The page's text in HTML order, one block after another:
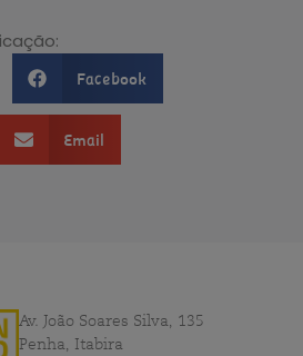
Facebook
Email
Av. João Soares Silva, 135
Penha, Itabira